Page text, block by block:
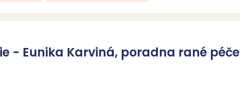
- Eunika Karviná, poradna rané péče